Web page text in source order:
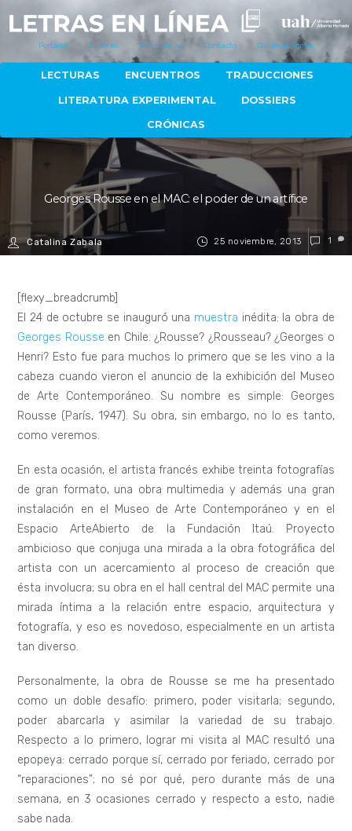
Portada Autores Artículos Contacto Quiénes Somos
LECTURAS ENCUENTROS TRADUCCIONES
LITERATURA EXPERIMENTAL DOSSIERS
CRÓNICAS
25 noviembre, 2013
Georges Rousse en el MAC: el poder de un artífice
Catalina Zabala 1
[flexy_breadcrumb]
El 24 de octubre se inauguró una muestra inédita: la obra de
Georges Rousse en Chile. ¿Rousse? ¿Rousseau? ¿Georges o
Henri? Esto fue para muchos lo primero que se les vino a la
cabeza cuando vieron el anuncio de la exhibición del Museo
de Arte Contemporáneo. Su nombre es simple: Georges
Rousse (París, 1947). Su obra, sin embargo, no lo es tanto,
como veremos.
En esta ocasión, el artista francés exhibe treinta fotografías
de gran formato, una obra multimedia y además una gran
instalación en el Museo de Arte Contemporáneo y en el
Espacio ArteAbierto de la Fundación Itaú. Proyecto
ambicioso que conjuga una mirada a la obra fotográfica del
artista con un acercamiento al proceso de creación que
ésta involucra; su obra en el hall central del MAC permite una
mirada íntima a la relación entre espacio, arquitectura y
fotografía, y eso es novedoso, especialmente en un artista
tan diverso.
Personalmente, la obra de Rousse se me ha presentado
como un doble desafío: primero, poder visitarla; segundo,
poder abarcarla y asimilar la variedad de su trabajo.
Respecto a lo primero, lograr mi visita al MAC resultó una
epopeya: cerrado porque sí, cerrado por feriado, cerrado por
“reparaciones”; no sé por qué, pero durante más de una
semana, en 3 ocasiones cerrado y respecto a esto, nadie
sabe nada.